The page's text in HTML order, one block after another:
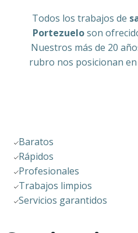
Todos los trabajos de
Portezueloson
Nuestros más de 20
rubro nos posicionan
Baratos
Rápidos
Profesionales
Trabajos limpios
Servicios garantidos